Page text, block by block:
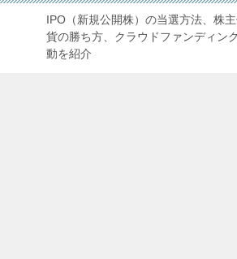
IPO（新規公開株）の当選方法、株
貨の勝ち方、クラウドファンディン
動を紹介